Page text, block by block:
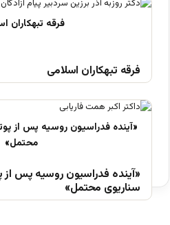
فرقه تبهکاران اسلامی
«آینده فدراسیون روسیه پس از
سناریوی محتمل»